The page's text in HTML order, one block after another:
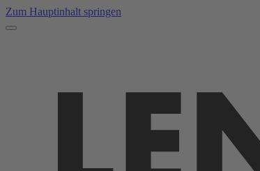
Zum Hauptinhalt springen